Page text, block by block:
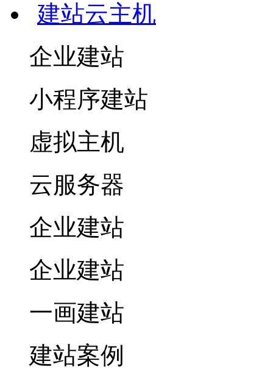
建站云主机
企业建站
小程序建站
虚拟主机
云服务器
企业建站
企业建站
一画建站
建站案例